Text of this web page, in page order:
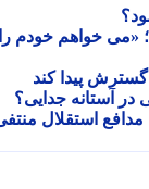
خواهم خودم را
پیدا کند
جدایی؟
استقلال منتفی